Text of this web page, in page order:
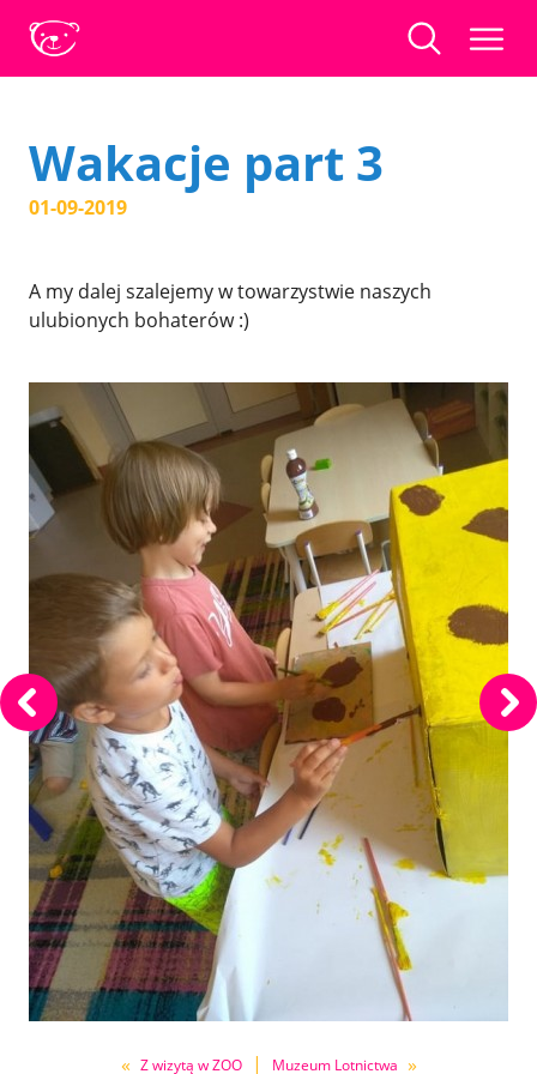
Wakacje part 3
01-09-2019
A my dalej szalejemy w towarzystwie naszych
ulubionych bohaterów :)
« Z wizytą w ZOO | Muzeum Lotnictwa »